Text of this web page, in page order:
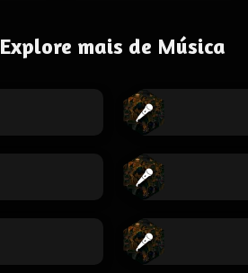
Explore mais de Música